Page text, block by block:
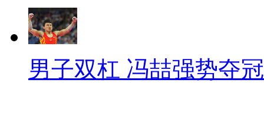
男子双杠 冯喆强势夺冠